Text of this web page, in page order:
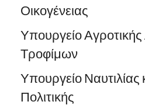
Οικογένειας
Υπουργείο
Τροφίμων
Υπουργείο Ναυτιλίας
Πολιτικής